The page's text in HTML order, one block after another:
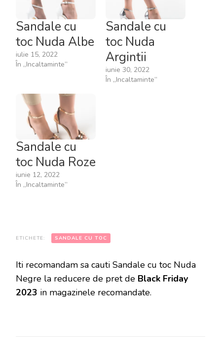
Sandale cu
toc Nuda Albe
iulie 15, 2022
În „Incaltaminte”
Sandale cu
toc Nuda
Argintii
iunie 30, 2022
În „Incaltaminte”
Sandale cu
toc Nuda Roze
iunie 12, 2022
În „Incaltaminte”
ETICHETE: SANDALE CU TOC
Iti recomandam sa cauti Sandale cu toc Nuda
Negre la reducere de pret de Black Friday
2023 in magazinele recomandate.